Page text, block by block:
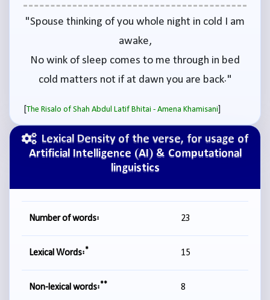
Lexical Density of the verse, for usage of
Artificial Intelligence (AI) & Computational
linguistics
Number of words: 23
Lexical Words:* 15
Non-lexical words:** 8
"Spouse thinking of you whole night in cold I am
awake,
No wink of sleep comes to me through in bed
cold matters not if at dawn you are back."
[The Risalo of Shah Abdul Latif Bhitai - Amena Khamisani